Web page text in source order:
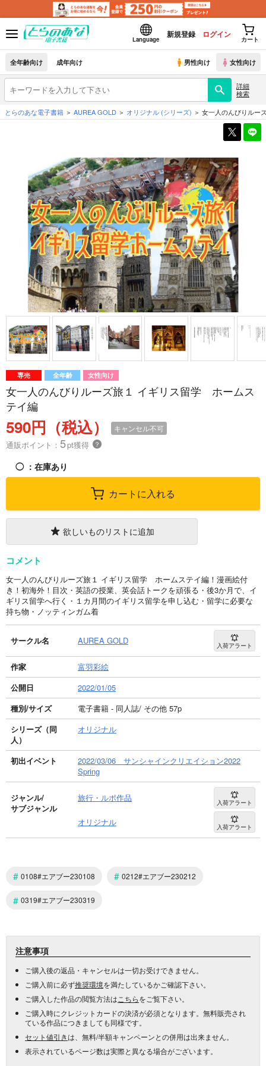
Language
新規登録 ログイン
カート
全年齢向け 成年向け 男性向け 女性向け
詳細
検索
とらのあな電子書籍
AUREA GOLD オリジナル (シリーズ) 女一人のんびりルー
専売 全年齢 女性向け
女一人のんびりルーズ旅１ イギリス留学 ホームス
テイ編
590円（税込） キャンセル不可
通販ポイント： 5pt獲得 ？
◯ ：在庫あり
カートに入れる
欲しいものリストに追加
コメント
女一人のんびりルーズ旅１ イギリス留学 ホームステイ編！漫画絵付
き！初海外！目次・英語の授業、英会話トークを頑張る・後3か月で、イ
ギリス留学へ行く・１カ月間のイギリス留学を申し込む・留学に必要な
持ち物・ノッティンガム着
サークル名 AUREA GOLD 入荷アラート
作家
富羽彩絵
公開日
2022/01/05
種別/サイズ
電子書籍 - 同人誌/ その他 57p
シリーズ（同
人）
オリジナル
初出イベント
2022/03/06 サンシャインクリエイション2022
Spring
ジャンル/
サブジャンル
旅行・ルポ作品 入荷アラート
オリジナル 入荷アラート
# 0108#エアブー230108 # 0212#エアブー230212
# 0319#エアブー230319
注意事項
ご購入後の返品・キャンセルは一切お受けできません。
ご購入前に必ず推奨環境を満たしているかご確認下さい。
ご購入した作品の閲覧方法は こちらをご覧下さい。
ご購入時にクレジットカードの決済が必須となります。無料販売され
ている作品につきましても同様です。
セット値引きは、無料/半額キャンペーンとの併用は出来ません。
表示されているページ数は実際と異なる場合がございます。